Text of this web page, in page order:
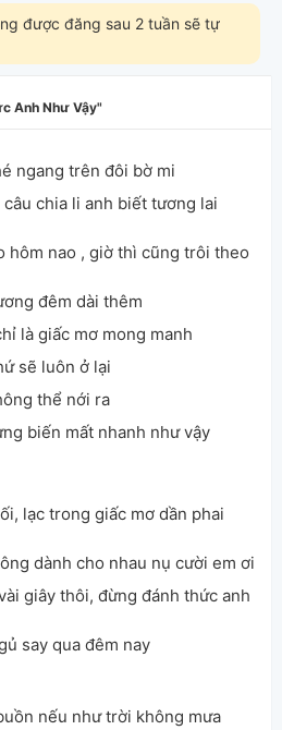
được đăng sau 2 tuần sẽ tự
Anh Như Vậy
ngang trên đôi bờ mi
chia li anh biết tương lai
hôm nao , giờ thì cũng trôi theo
đêm dài thêm
là giấc mơ mong manh
sẽ luôn ở lại
thể nới ra
biến mất nhanh như vậy
lạc trong giấc mơ dần phai
dành cho nhau nụ cười em ơi
giây thôi, đừng đánh thức anh
say qua đêm nay
nếu như trời không mưa